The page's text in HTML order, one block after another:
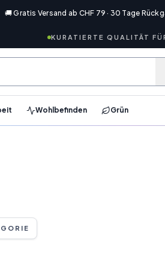
🚚 Gratis Versand ab CHF 79 · 30 Tage
KURATIERTE QUALITÄT
Wohlbefinden Grün